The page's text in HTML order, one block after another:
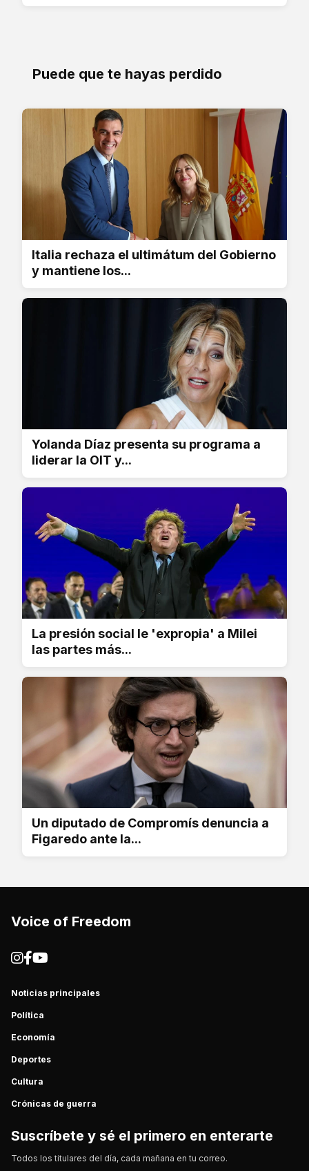
Puede que te hayas perdido
Italia rechaza el ultimátum del Gobierno
y mantiene los...
Yolanda Díaz presenta su programa a
liderar la OIT y...
La presión social le 'expropia' a Milei
las partes más...
Un diputado de Compromís denuncia a
Figaredo ante la...
Voice of Freedom
Noticias principales
Política
Economía
Deportes
Cultura
Crónicas de guerra
Suscríbete y sé el primero en enterarte
Todos los titulares del día, cada mañana en tu correo.